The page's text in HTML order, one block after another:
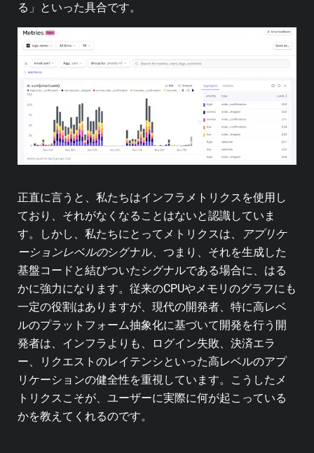
る」といった具合です。
正直に言うと、私たちはインフラメトリクスを使用し
ており、それがなくなることはないと認識していま
す。しかし、私たちにとってメトリクスは、
アプリケ
ーションレベルのシグナル、つまり、それを生成した
基盤コードと結びついたシグナルである場合に、はる
かに強力になります。従来のCPUやメモリのグラフにも
一定の役割はありますが、現代の開発者、特に高レベ
ルのプラットフォーム抽象化に基づいて開発を行う開
発者は、インフラよりも、ログイン失敗、決済エラ
ー、リクエストのレイテンシといった高レベルのアプ
リケーションの健全性を重視しています。こうしたメ
トリクスこそが、ユーザーに実際に何が起こっている
かを教えてくれるのです。